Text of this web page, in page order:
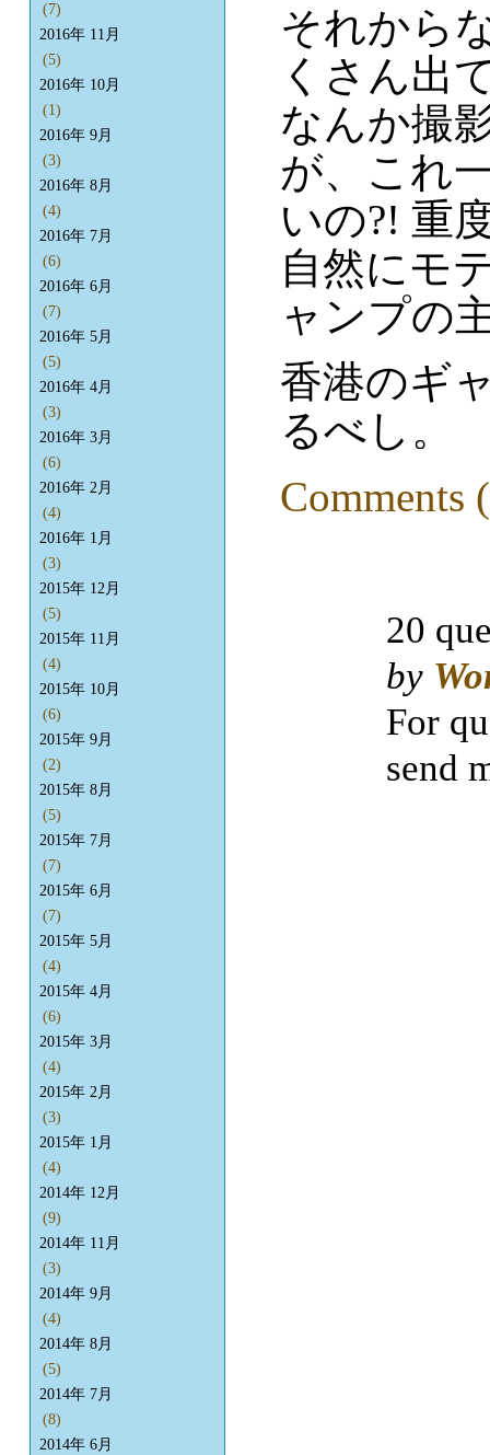
それから
くさん出
なんか撮
が、これ
いの?! 重
自然にモ
ャンプの
香港のギ
るべし。
Comments
(7)
2016年 11月
(5)
2016年 10月
(1)
2016年 9月
(3)
2016年 8月
(4)
2016年 7月
(6)
2016年 6月
(7)
2016年 5月
(5)
2016年 4月
(3)
2016年 3月
(6)
2016年 2月
(4)
2016年 1月
(3)
2015年 12月
(5)
2015年 11月
(4)
2015年 10月
(6)
2015年 9月
(2)
2015年 8月
(5)
2015年 7月
(7)
2015年 6月
(7)
2015年 5月
(4)
2015年 4月
(6)
2015年 3月
(4)
2015年 2月
(3)
2015年 1月
(4)
2014年 12月
(9)
2014年 11月
(3)
2014年 9月
(4)
2014年 8月
(5)
2014年 7月
(8)
2014年 6月
20
by
For
send